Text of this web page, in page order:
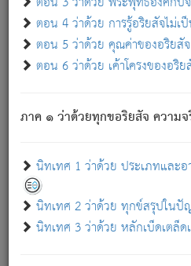
ตอน 4 ว่าด้วย การรู้อริยสัจไม่เ
ตอน 5 ว่าด้วย คุณค่าของอริยสัจ
ตอน 6 ว่าด้วย เค้าโครงของอริย
ภาค ๑ ว่าด้วยทุกขอริยสัจ ความ
นิทเทศ 1 ว่าด้วย ประเภทและ
นิทเทศ 2 ว่าด้วย ทุกข์สรุปใน
นิทเทศ 3 ว่าด้วย หลักเบ็ดเตล็
ภพ.
สมณะหรือพราหมณ์เหล่าใด ก
มีได้เพราะภพ เรากล่าวว่า สมณ
มิใช่ผู้หลดพ้นจากภพ.
ภพ ว่ามีได้เพราะวิภพ[2]: เรากล่า
ปวงนั้น ก็ยังสลัดภพออกไปไม่ได้.
ก็ทุกข์นี้มีขึ้น เพราะอาศัยซึ่งอุป
เพราะความสิ้นไปแห่งอุปาทาน
ทุกข์จึงไม่มี.
ท่านจงดูโลกนี้เถิด (จะเห็นว่า)
แน่นบังหนาแล้ว; และว่า สัตว์ผู้ยิน